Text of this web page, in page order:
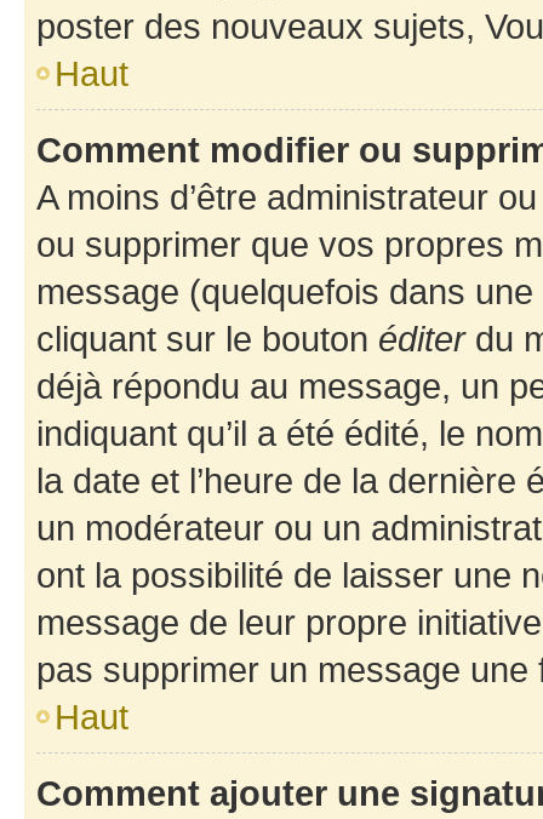
poster des nouveaux sujets,
Haut
Comment modifier ou
A moins d’être administrateur
ou supprimer que vos propres
message (quelquefois dans
cliquant sur le bouton éditerdu
déjà répondu au message, un
indiquant qu’il a été édité, le
la date et l’heure de la dernière
un modérateur ou un
ont la possibilité de laisser une
message de leur propre
pas supprimer un message une
Haut
Comment ajouter une